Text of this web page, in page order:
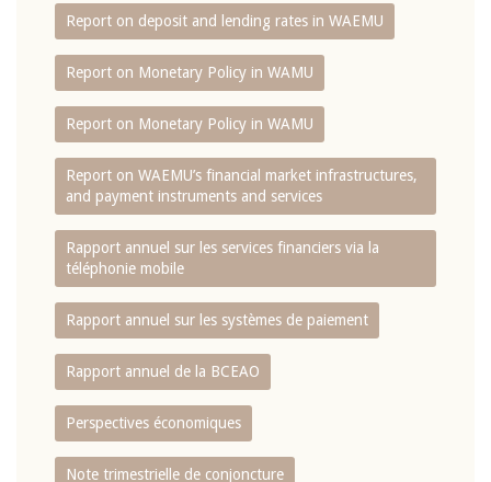
Report on deposit and lending rates in WAEMU
Report on Monetary Policy in WAMU
Report on Monetary Policy in WAMU
Report on WAEMU’s financial market infrastructures,
and payment instruments and services
Rapport annuel sur les services financiers via la
téléphonie mobile
Rapport annuel sur les systèmes de paiement
Rapport annuel de la BCEAO
Perspectives économiques
Note trimestrielle de conjoncture